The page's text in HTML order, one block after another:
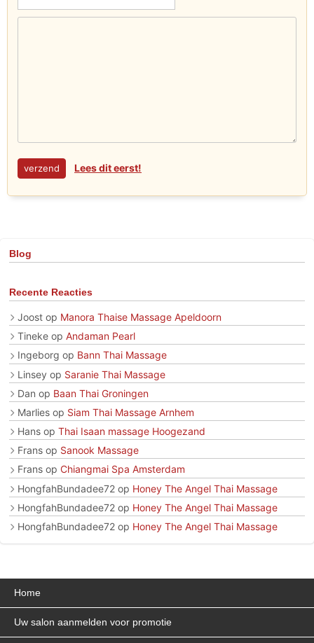
Lees dit eerst!
Blog
Recente Reacties
Joost op Manora Thaise Massage Apeldoorn
Tineke op Andaman Pearl
Ingeborg op Bann Thai Massage
Linsey op Saranie Thai Massage
Dan op Baan Thai Groningen
Marlies op Siam Thai Massage Arnhem
Hans op Thai Isaan massage Hoogezand
Frans op Sanook Massage
Frans op Chiangmai Spa Amsterdam
HongfahBundadee72 op Honey The Angel Thai Massage
HongfahBundadee72 op Honey The Angel Thai Massage
HongfahBundadee72 op Honey The Angel Thai Massage
Home
Uw salon aanmelden voor promotie